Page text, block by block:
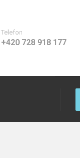
Telefon
+420 728 918 177